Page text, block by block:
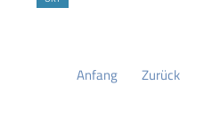
Anfang Zurück